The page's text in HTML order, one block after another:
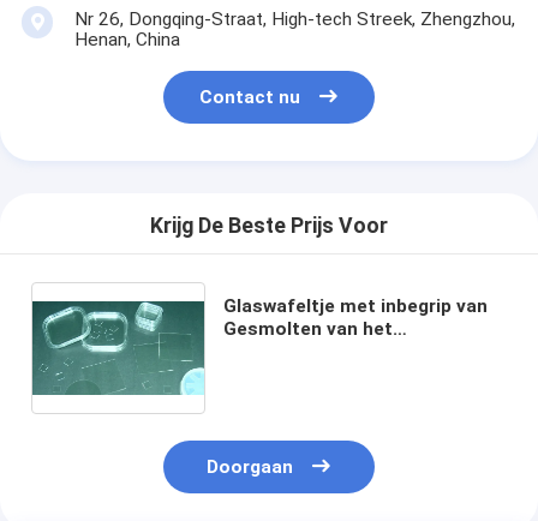
Nr 26, Dongqing-Straat, High-tech Streek, Zhengzhou,
Henan, China
Contact nu
Krijg De Beste Prijs Voor
Glaswafeltje met inbegrip van
Gesmolten van het
Doorgaan